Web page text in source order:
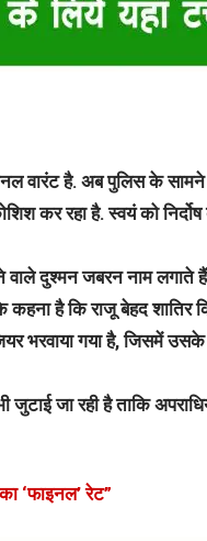
वारंट है. अब पुलिस के
कर रहा है. स्वयं को
वाले दुश्मन जबरन नाम लगाते
कहना है कि राजू बेहद शातिर
भरवाया गया है, जिसमें उसके
जा रही है ताकि
‘फाइनल’ रेट”